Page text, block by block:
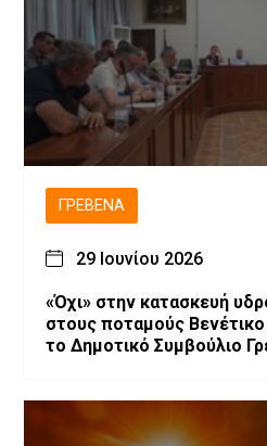
ΓΡΕΒΕΝΆ
29 Ιουνίου 2026
«Όχι» στην κατασκευή
στους ποταμούς
το Δημοτικό Συμβούλιο